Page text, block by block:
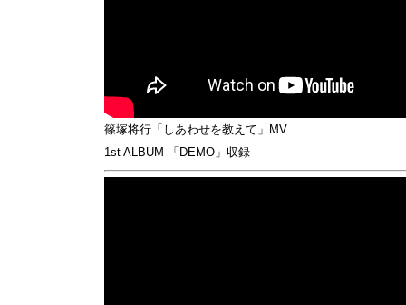
篠塚将行「しあわせを教えて」MV
1st ALBUM 「DEMO」収録